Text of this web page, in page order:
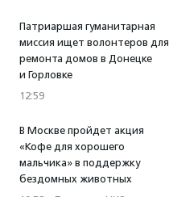
Патриаршая гуманитарная
миссия ищет волонтеров для
ремонта домов в Донецке
и Горловке
12:59
В Москве пройдет акция
«Кофе для хорошего
мальчика» в поддержку
бездомных животных